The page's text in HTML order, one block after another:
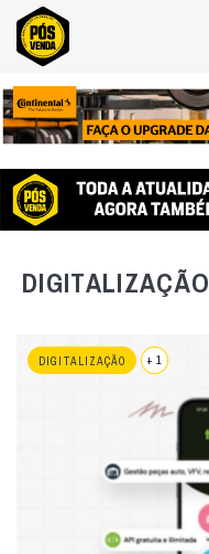
DIGITALIZAÇÃO
DIGITALIZAÇÃO + 1